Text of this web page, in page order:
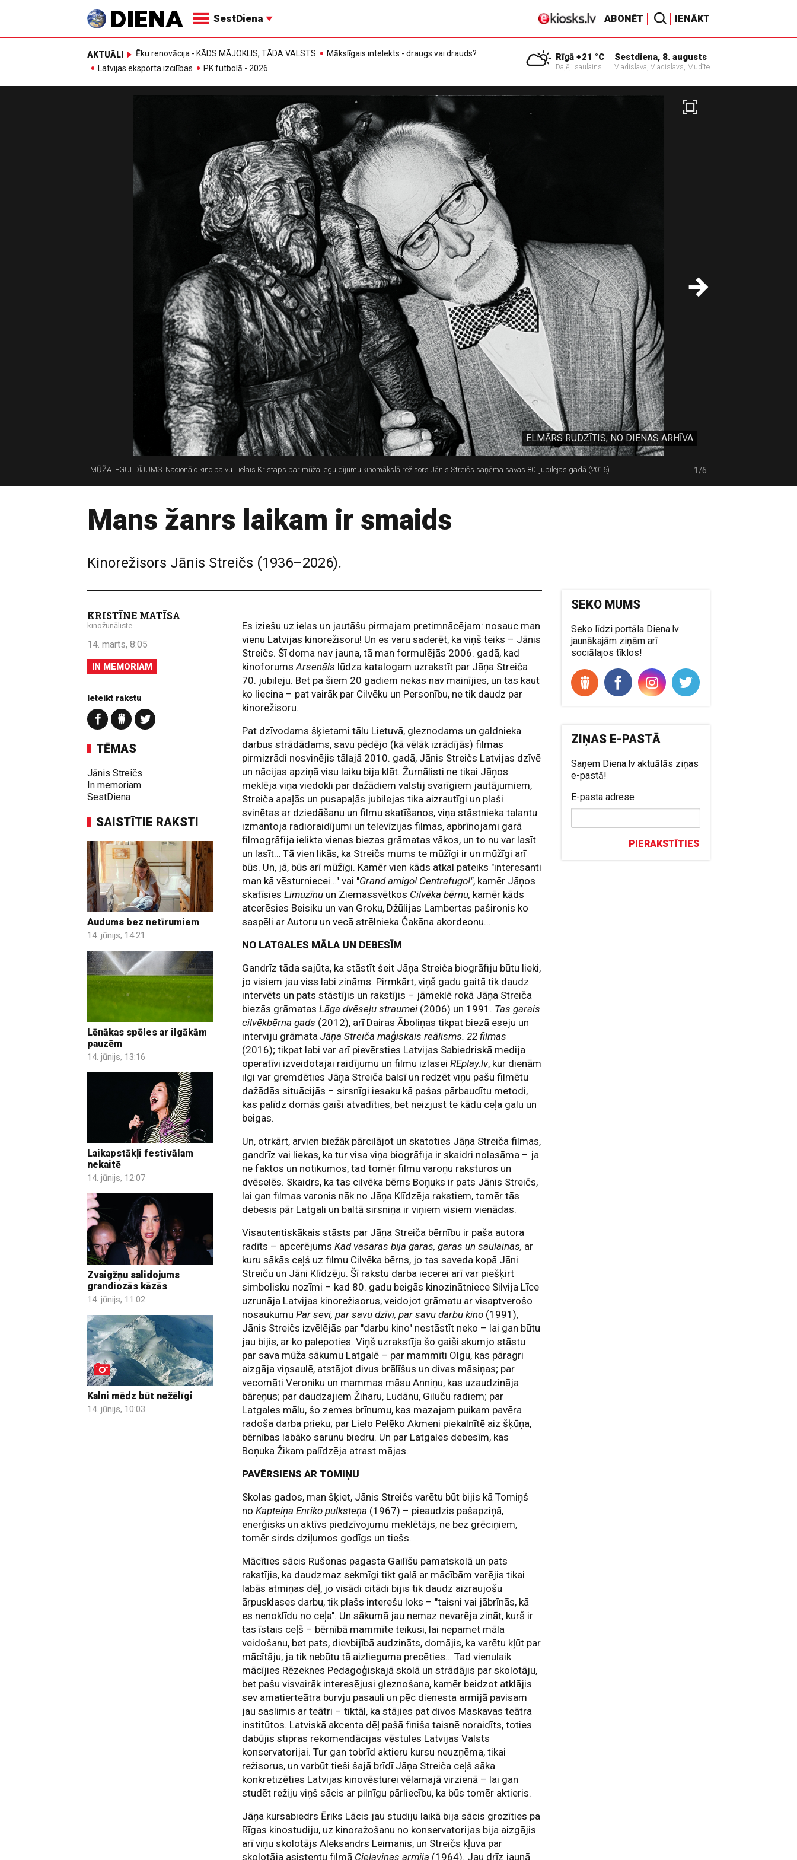
SestDiena ABONĒT IENĀKT
AKTUĀLI Ēku renovācija - KĀDS MĀJOKLIS, TĀDA VALSTS
Mākslīgais intelekts - draugs vai drauds?
Latvijas eksporta izcilības
PK futbolā - 2026
Rīgā +21 °C
Daļēji saulains
Sestdiena, 8. augusts
Vladislava, Vladislavs, Mudīte
ELMĀRS RUDZĪTIS, NO DIENAS ARHĪVA
MŪŽA IEGULDĪJUMS. Nacionālo kino balvu Lielais Kristaps par mūža ieguldījumu kinomākslā režisors Jānis Streičs saņēma savas 80. jubilejas gadā (2016) 1/6
Mans žanrs laikam ir smaids
Kinorežisors Jānis Streičs (1936–2026).
KRISTĪNE MATĪSA
kinožunāliste
14. marts, 8:05
IN MEMORIAM
Ieteikt rakstu
TĒMAS
Jānis Streičs
In memoriam
SestDiena
SAISTĪTIE RAKSTI
Audums bez netīrumiem
14. jūnijs, 14:21
Lēnākas spēles ar ilgākām
pauzēm
14. jūnijs, 13:16
Laikapstākļi festivālam
nekaitē
14. jūnijs, 12:07
Zvaigžņu salidojums
grandiozās kāzās
14. jūnijs, 11:02
Kalni mēdz būt nežēlīgi
14. jūnijs, 10:03
Es iziešu uz ielas un jautāšu pirmajam pretimnācējam: nosauc man
vienu Latvijas kinorežisoru! Un es varu saderēt, ka viņš teiks – Jānis
Streičs. Šī doma nav jauna, tā man formulējās 2006. gadā, kad
kinoforumsArsenāls lūdza katalogam uzrakstīt par Jāņa Streiča
70. jubileju. Bet pa šiem 20 gadiem nekas nav mainījies, un tas kaut
ko liecina – pat vairāk par Cilvēku un Personību, ne tik daudz par
kinorežisoru.
Pat dzīvodams šķietami tālu Lietuvā, gleznodams un galdnieka
darbus strādādams, savu pēdējo (kā vēlāk izrādījās) filmas
pirmizrādi nosvinējis tālajā 2010. gadā, Jānis Streičs Latvijas dzīvē
un nācijas apziņā visu laiku bija klāt. Žurnālisti ne tikai Jāņos
meklēja viņa viedokli par dažādiem valstij svarīgiem jautājumiem,
Streiča apaļās un pusapaļās jubilejas tika aizrautīgi un plaši
svinētas ar dziedāšanu un filmu skatīšanos, viņa stāstnieka talantu
izmantoja radioraidījumi un televīzijas filmas, apbrīnojami garā
filmogrāfija ielikta vienas biezas grāmatas vākos, un to nu var lasīt
un lasīt… Tā vien likās, ka Streičs mums te mūžīgi ir un mūžīgi arī
būs. Un, jā, būs arī mūžīgi. Kamēr vien kāds atkal pateiks "interesanti
man kā vēsturniecei…" vai "Grand amigo! Centrafugo!", kamēr Jāņos
skatīsiesLimuzīnu un Ziemassvētkos Cilvēka bērnu, kamēr kāds
atcerēsies Beisiku un van Groku, Džūlijas Lambertas pašironis ko
saspēli ar Autoru un vecā strēlnieka Čakāna akordeonu…
NO LATGALES MĀLA UN DEBESĪM
Gandrīz tāda sajūta, ka stāstīt šeit Jāņa Streiča biogrāfiju būtu lieki,
jo visiem jau viss labi zināms. Pirmkārt, viņš gadu gaitā tik daudz
intervēts un pats stāstījis un rakstījis – jāmeklē rokā Jāņa Streiča
biezās grāmatasLāga dvēseļu straumei (2006) un 1991. Tas garais
cilvēkbērna gads (2012), arī Dairas Āboliņas tikpat biezā eseju un
interviju grāmataJāņa Streiča maģiskais reālisms. 22 filmas
(2016); tikpat labi var arī pievērsties Latvijas Sabiedriskā medija
operatīvi izveidotajai raidījumu un filmu izlaseiREplay.lv, kur dienām
ilgi var gremdēties Jāņa Streiča balsī un redzēt viņu pašu filmētu
dažādās situācijās – sirsnīgi iesaku kā pašas pārbaudītu metodi,
kas palīdz domās gaiši atvadīties, bet neizjust te kādu ceļa galu un
beigas.
Un, otrkārt, arvien biežāk pārcilājot un skatoties Jāņa Streiča filmas,
gandrīz vai liekas, ka tur visa viņa biogrāfija ir skaidri nolasāma – ja
ne faktos un notikumos, tad tomēr filmu varoņu raksturos un
dvēselēs. Skaidrs, ka tas cilvēka bērns Boņuks ir pats Jānis Streičs,
lai gan filmas varonis nāk no Jāņa Klīdzēja rakstiem, tomēr tās
debesis pār Latgali un baltā sirsniņa ir viņiem visiem vienādas.
Visautentiskākais stāsts par Jāņa Streiča bērnību ir paša autora
radīts – apcerējumsKad vasaras bija garas, garas un saulainas, ar
kuru sākās ceļš uz filmu Cilvēka bērns, jo tas saveda kopā Jāni
Streiču un Jāni Klīdzēju. Šī rakstu darba iecerei arī var piešķirt
simbolisku nozīmi – kad 80. gadu beigās kinozinātniece Silvija Līce
uzrunāja Latvijas kinorežisorus, veidojot grāmatu ar visaptverošo
nosaukumuPar sevi, par savu dzīvi, par savu darbu kino (1991),
Jānis Streičs izvēlējās par "darbu kino" nestāstīt neko – lai gan būtu
jau bijis, ar ko palepoties. Viņš uzrakstīja šo gaiši skumjo stāstu
par sava mūža sākumu Latgalē – par mammīti Olgu, kas pāragri
aizgāja viņsaulē, atstājot divus brālīšus un divas māsiņas; par
vecomāti Veroniku un mammas māsu Anniņu, kas uzaudzināja
bāreņus; par daudzajiem Žiharu, Ludānu, Giluču radiem; par
Latgales mālu, šo zemes brīnumu, kas mazajam puikam pavēra
radoša darba prieku; par Lielo Pelēko Akmeni piekalnītē aiz šķūņa,
bērnības labāko sarunu biedru. Un par Latgales debesīm, kas
Boņuka Žikam palīdzēja atrast mājas.
PAVĒRSIENS AR TOMIŅU
Skolas gados, man šķiet, Jānis Streičs varētu būt bijis kā Tomiņš
no Kapteiņa Enriko pulksteņa (1967) – pieaudzis pašapziņā,
enerģisks un aktīvs piedzīvojumu meklētājs, ne bez grēciņiem,
tomēr sirds dziļumos godīgs un tiešs.
Mācīties sācis Rušonas pagasta Gailīšu pamatskolā un pats
rakstījis, ka daudzmaz sekmīgi tikt galā ar mācībām varējis tikai
labās atmiņas dēļ, jo visādi citādi bijis tik daudz aizraujošu
ārpusklases darbu, tik plašs interešu loks – "taisni vai jābrīnās, kā
es nenoklīdu no ceļa". Un sākumā jau nemaz nevarēja zināt, kurš ir
tas īstais ceļš – bērnībā mammīte teikusi, lai nepamet māla
veidošanu, bet pats, dievbijībā audzināts, domājis, ka varētu kļūt par
mācītāju, ja tik nebūtu tā aizlieguma precēties… Tad vienulaik
mācījies Rēzeknes Pedagoģiskajā skolā un strādājis par skolotāju,
bet pašu visvairāk interesējusi gleznošana, kamēr beidzot atklājis
sev amatierteātra burvju pasauli un pēc dienesta armijā pavisam
jau saslimis ar teātri – tiktāl, ka stājies pat divos Maskavas teātra
institūtos. Latviskā akcenta dēļ pašā finiša taisnē noraidīts, toties
dabūjis stipras rekomendācijas vēstules Latvijas Valsts
konservatorijai. Tur gan tobrīd aktieru kursu neuzņēma, tikai
režisorus, un varbūt tieši šajā brīdī Jāņa Streiča ceļš sāka
konkretizēties Latvijas kinovēsturei vēlamajā virzienā – lai gan
studēt režiju viņš sācis ar pilnīgu pārliecību, ka būs tomēr aktieris.
Jāņa kursabiedrs Ēriks Lācis jau studiju laikā bija sācis grozīties pa
Rīgas kinostudiju, uz kinoražošanu no konservatorijas bija aizgājis
arī viņu skolotājs Aleksandrs Leimanis, un Streičs kļuva par
skolotāja asistentu filmā Cielaviņas armija (1964). Jau drīz jaunā
SEKO MUMS
Seko līdzi portāla Diena.lv
jaunākajām ziņām arī
sociālajos tīklos!
ZIŅAS E-PASTĀ
Saņem Diena.lv aktuālās ziņas
e-pastā!
E-pasta adrese
PIERAKSTĪTIES